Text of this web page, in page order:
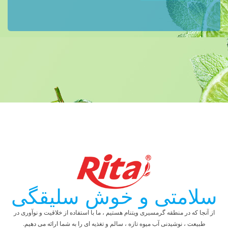
سلامتی و خوش سلیقگی
از آنجا که در منطقه گرمسیری ویتنام هستیم ، ما با استفاده از خلاقیت و نوآوری در
طبیعت ، نوشیدنی آب میوه تازه ، سالم و تغذیه ای را به شما ارائه می دهیم.